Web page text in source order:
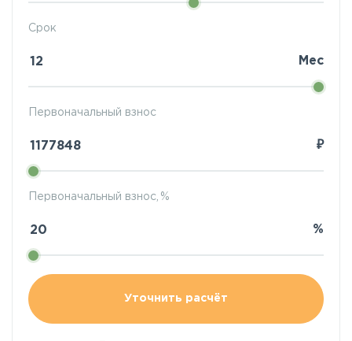
Первоначальный взнос
₽
Срок
Мес
Первоначальный взнос, %
%
Уточнить расчёт